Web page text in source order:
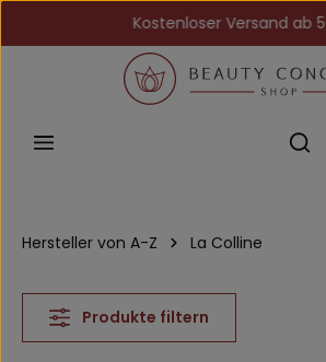
Zum Hauptinhalt springenKostenloser Versand ab
Hersteller von A-Z La Colline
Produkte filtern